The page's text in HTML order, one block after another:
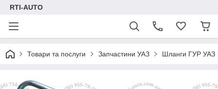
RTI-AUTO
Товари та послуги Запчастини УАЗ Шланги ГУР УАЗ